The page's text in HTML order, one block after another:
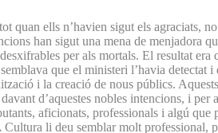
quan ells n’havien sigut els agraciats,
han sigut una mena de menjadora
per als mortals. El resultat era
que el ministeri l’havia detectat
i la creació de nous públics.
d’aquestes nobles intencions, i per
aficionats, professionals i algú
li deu semblar molt professional,